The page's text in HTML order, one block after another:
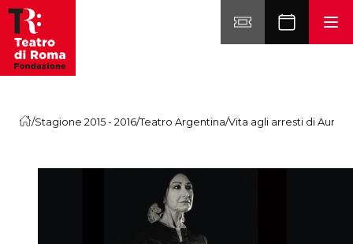
Vai al contenuto
/Stagione 2015 - 2016/Teatro Argentina/Vita agli arresti di Aung